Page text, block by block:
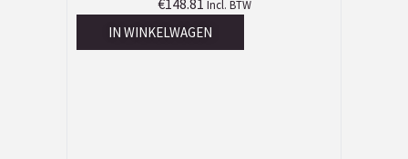
€148.81 Incl. BTW
IN WINKELWAGEN